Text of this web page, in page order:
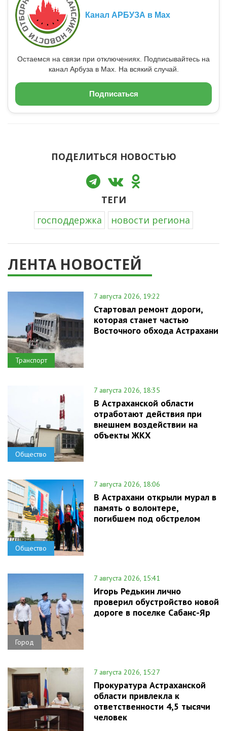
Канал АРБУЗА в Max
Остаемся на связи при отключениях. Подписывайтесь на
канал Арбуза в Max. На всякий случай.
Подписаться
ПОДЕЛИТЬСЯ НОВОСТЬЮ
ТЕГИ
господдержка
новости региона
ЛЕНТА НОВОСТЕЙ
Транспорт
7 августа 2026, 19:22
Стартовал ремонт дороги,
которая станет частью
Восточного обхода Астрахани
Общество
7 августа 2026, 18:35
В Астраханской области
отработают действия при
внешнем воздействии на
объекты ЖКХ
Общество
7 августа 2026, 18:06
В Астрахани открыли мурал в
память о волонтере,
погибшем под обстрелом
Город
7 августа 2026, 15:41
Игорь Редькин лично
проверил обустройство новой
дороге в поселке Сабанс-Яр
7 августа 2026, 15:27
Прокуратура Астраханской
области привлекла к
ответственности 4,5 тысячи
человек